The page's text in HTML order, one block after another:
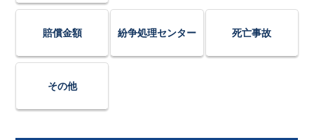
賠償金額 紛争処理センター 死亡事故
その他